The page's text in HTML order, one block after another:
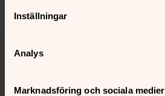
Inställningar
Analys
Marknadsföring och sociala medier